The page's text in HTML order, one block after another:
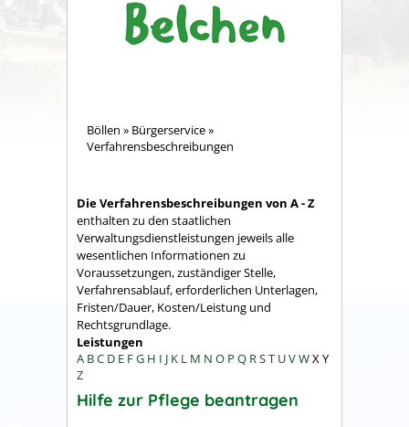
Böllen » Bürgerservice»
Verfahrensbeschreibungen
Die Verfahrensbeschreibungen von A - Z
enthalten zu den staatlichen
Verwaltungsdienstleistungen jeweils alle
wesentlichen Informationen zu
Voraussetzungen, zuständiger Stelle,
Verfahrensablauf, erforderlichen Unterlagen,
Fristen/Dauer, Kosten/Leistung und
Rechtsgrundlage.
Leistungen
A BC D E FG H I J K L M N O P Q RST UVWX Y
Z
Hilfe zur Pflege beantragen